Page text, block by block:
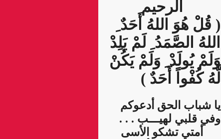
الرحيم
( قُلْ هُوَ اللهُ أَحَدٌ ِ
اللهُ الصَّمَدُ ِ لَمْ يَلِدْ
وَلَمْ يُولَدْ ِ وَلَمْ يَكُنْ
لَّهُ كُفْواً أَحَدٌ )
يا شباب الحق أدعوكم
وفي قلبي لهيـــب . . .
أمتي تشكو الأسى